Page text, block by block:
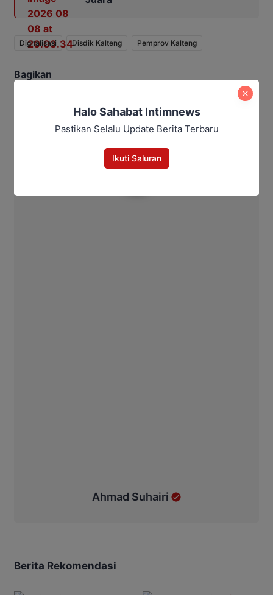
Digitalisasi Disdik Kalteng Pemprov Kalteng
Bagikan
Ahmad Suhairi
Berita Rekomendasi
Halo Sahabat Intimnews
Pastikan Selalu Update Berita Terbaru
Ikuti Saluran